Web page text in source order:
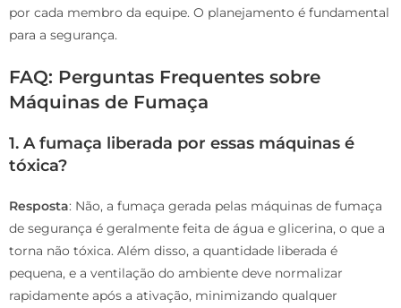
por cada membro da equipe. O planejamento é fundamental
para a segurança.
FAQ: Perguntas Frequentes sobre
Máquinas de Fumaça
1. A fumaça liberada por essas máquinas é
tóxica?
Resposta: Não, a fumaça gerada pelas máquinas de fumaça
de segurança é geralmente feita de água e glicerina, o que a
torna não tóxica. Além disso, a quantidade liberada é
pequena, e a ventilação do ambiente deve normalizar
rapidamente após a ativação, minimizando qualquer